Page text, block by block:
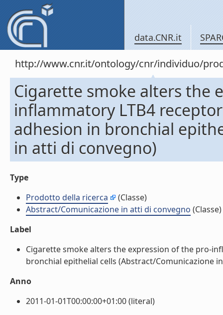
data.CNR.it
http://www.cnr.it/ontology/cnr/individuo/
Cigarette smoke alters the
inflammatory LTB4
adhesion in bronchial
in atti di convegno)
Type
Prodotto della ricerca
(Classe)
Abstract/Comunicazione in atti di convegno (Classe)
Label
Cigarette smoke alters the expression of the pro-
bronchial epithelial cells (Abstract/Comunicazione
Anno
2011-01-01T00:00:00+01:00 (literal)